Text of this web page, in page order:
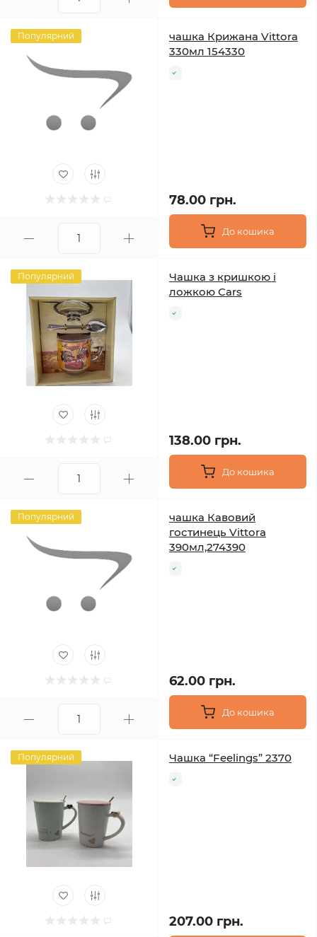
Популярний
чашка Крижана Vittora
330мл 154330
78.00 грн.
До кошика
Популярний
Чашка з кришкою і
ложкою Cars
138.00 грн.
До кошика
Популярний
чашка Кавовий
гостинець Vittora
390мл,274390
62.00 грн.
До кошика
Популярний Чашка “Feelings” 2370
207.00 грн.